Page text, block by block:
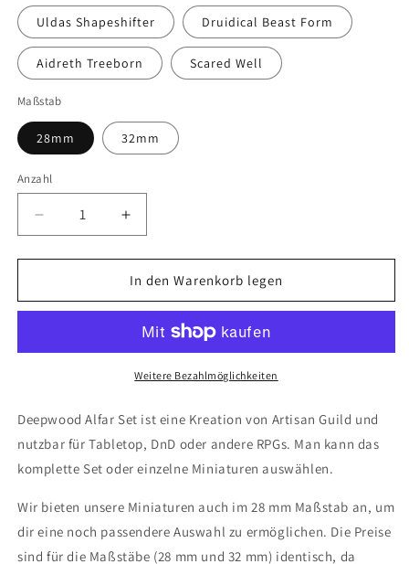
Uldas Shapeshifter Druidical Beast Form
Aidreth Treeborn Scared Well
Maßstab
28mm 32mm
Anzahl
Anzahl
Verringere
die
Menge
Deepwood
24
Erhöhe
die
Menge
für
Deepwood
Set
24
(Artisan
In den Warenkorb legen
Weitere Bezahlmöglichkeiten
Deepwood Alfar Set ist eine Kreation von Artisan Guild und
nutzbar für Tabletop, DnD oder andere RPGs. Man kann das
komplette Set oder einzelne Miniaturen auswählen.
Wir bieten unsere Miniaturen auch im 28 mm Maßstab an, um
dir eine noch passendere Auswahl zu ermöglichen. Die Preise
sind für die Maßstäbe (28 mm und 32 mm) identisch, da